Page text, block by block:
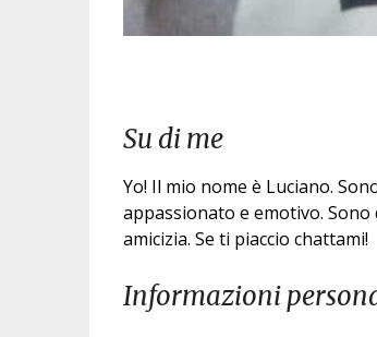
Su di me
Yo! Il mio nome è Luciano.
appassionato e emotivo.
amicizia. Se ti piaccio chattami!
Informazioni